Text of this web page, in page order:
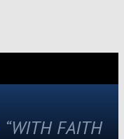
“WITH FAITH